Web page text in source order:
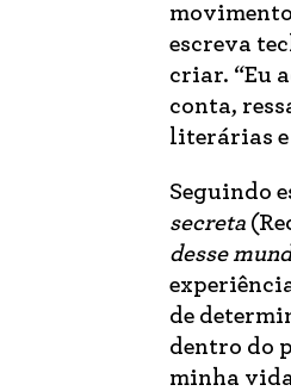
escreva
criar. “Eu
conta,
literárias e
Seguindo
secreta
desse
de
dentro do
minha